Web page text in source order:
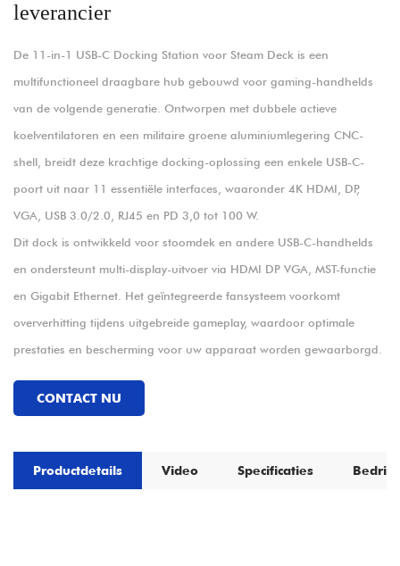
leverancier
De 11-in-1 USB-C Docking Station voor Steam Deck is een
multifunctioneel draagbare hub gebouwd voor gaming-handhelds
van de volgende generatie. Ontworpen met dubbele actieve
koelventilatoren en een militaire groene aluminiumlegering CNC-
shell, breidt deze krachtige docking-oplossing een enkele USB-C-
poort uit naar 11 essentiële interfaces, waaronder 4K HDMI, DP,
VGA, USB 3.0/2.0, RJ45 en PD 3,0 tot 100 W.
Dit dock is ontwikkeld voor stoomdek en andere USB-C-handhelds
en ondersteunt multi-display-uitvoer via HDMI DP VGA, MST-functie
en Gigabit Ethernet. Het geïntegreerde fansysteem voorkomt
oververhitting tijdens uitgebreide gameplay, waardoor optimale
prestaties en bescherming voor uw apparaat worden gewaarborgd.
CONTACT NU
Productdetails Video Specificaties